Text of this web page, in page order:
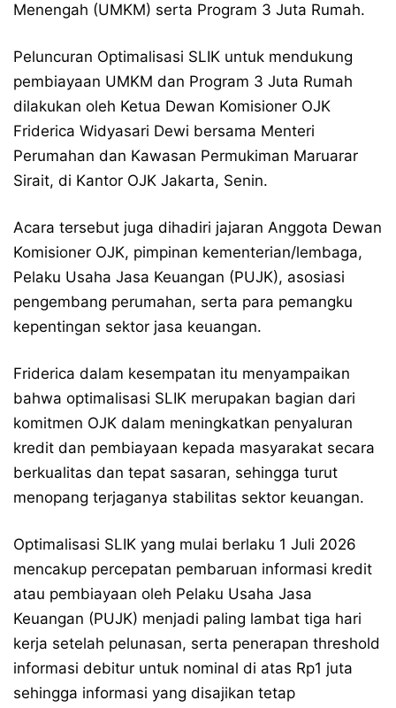
Menengah (UMKM) serta Program 3 Juta Rumah.
Peluncuran Optimalisasi SLIK untuk mendukung
pembiayaan UMKM dan Program 3 Juta Rumah
dilakukan oleh Ketua Dewan Komisioner OJK
Friderica Widyasari Dewi bersama Menteri
Perumahan dan Kawasan Permukiman Maruarar
Sirait, di Kantor OJK Jakarta, Senin.
Acara tersebut juga dihadiri jajaran Anggota Dewan
Komisioner OJK, pimpinan kementerian/lembaga,
Pelaku Usaha Jasa Keuangan (PUJK), asosiasi
pengembang perumahan, serta para pemangku
kepentingan sektor jasa keuangan.
Friderica dalam kesempatan itu menyampaikan
bahwa optimalisasi SLIK merupakan bagian dari
komitmen OJK dalam meningkatkan penyaluran
kredit dan pembiayaan kepada masyarakat secara
berkualitas dan tepat sasaran, sehingga turut
menopang terjaganya stabilitas sektor keuangan.
Optimalisasi SLIK yang mulai berlaku 1 Juli 2026
mencakup percepatan pembaruan informasi kredit
atau pembiayaan oleh Pelaku Usaha Jasa
Keuangan (PUJK) menjadi paling lambat tiga hari
kerja setelah pelunasan, serta penerapan threshold
informasi debitur untuk nominal di atas Rp1 juta
sehingga informasi yang disajikan tetap